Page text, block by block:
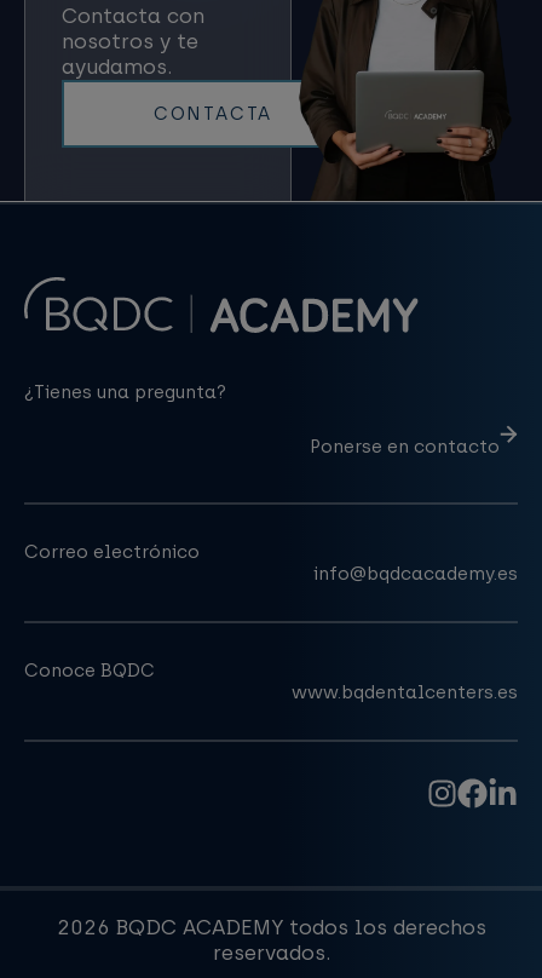
Contacta con
nosotros y te
ayudamos.
CONTACTA
¿Tienes una pregunta?
Ponerse en contacto
Correo electrónico
info@bqdcacademy.es
Conoce BQDC
www.bqdentalcenters.es
2026 BQDC ACADEMY todos los derechos
reservados.